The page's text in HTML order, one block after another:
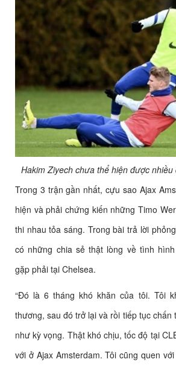
Hakim Ziyech chưa thể hiện được nhiều
Trong 3 trận gần nhất, cựu sao Ajax
hiện và phải chứng kiến những Timo
thi nhau tỏa sáng. Trong bài trả lời
có những chia sẻ thật lòng về tình
gặp phải tại Chelsea.
“Đó là 6 tháng khó khăn của tôi. Tôi
thương, sau đó trở lại và rồi tiếp tục chấn
như kỳ vọng. Thật khó chịu, tốc độ tại
với ở Ajax Amsterdam. Tôi cũng quen